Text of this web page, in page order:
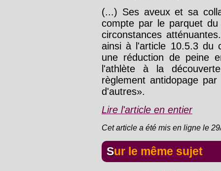
(...) Ses aveux et sa
compte par le parquet
circonstances
ainsi à l'article 10.5.3 du
une réduction de peine
l'athlète à la
règlement antidopage
d'autres».
Lire l'article en entier
Cet article a été mis en ligne le
Sur le même sujet